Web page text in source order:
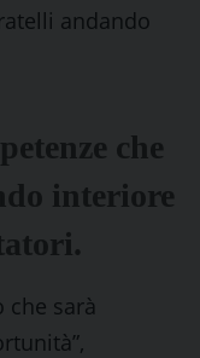
andando
che
interiore
che sarà